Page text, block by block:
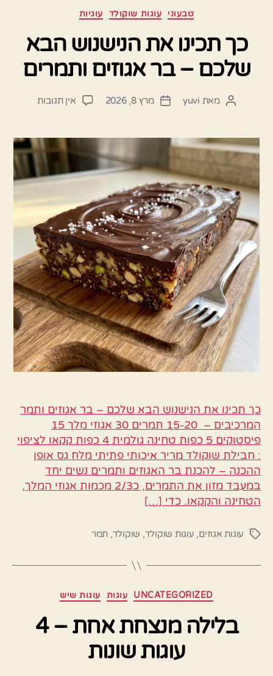
קטגוריות טבעוני עוגות שוקולד עוגיות
כך תכינו את הנישנוש הבא
שלכם – בר אגוזים ותמרים
המחבר
מאת yuvi
תאריך
מרץ 8, 2026 אין תגובותעל
את
הנישנוש
הבא
שלכם
בר
ותמרים
כך תכינו את הנישנוש הבא שלכם – בר אגוזים ותמר
המרכיבים – 15-20 תמרים 30 אגוזי מלך 15
פיסטוקים 5 כפות טחינה גולמית 4 כפות קקאו לציפוי
: חבילת שוקולד מריר איכותי פתיתי מלח גס אופן
ההכנה – להכנת בר האגוזים ותמרים נשים יחד
במעבד מזון את התמרים, כ2/3 מכמות אגוזי המלך,
הטחינה והקקאו. כדי […]
תגיותעוגות אגוזים, עוגות שוקולד, שוקולד, תמר
קטגוריותUNCATEGORIZED עוגות עוגות שיש
בלילה מנצחת אחת – 4
עוגות שונות